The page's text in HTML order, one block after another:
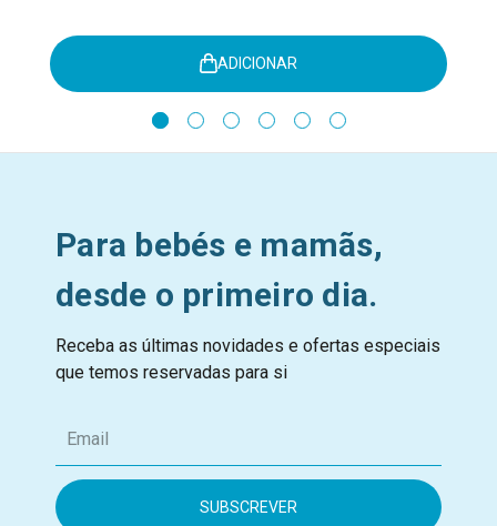
ADICIONAR
Para bebés e mamãs,
desde o primeiro dia.
Receba as últimas novidades e ofertas especiais
que temos reservadas para si
m
i